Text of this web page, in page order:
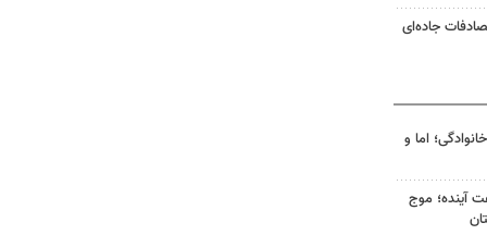
تصادفات جاده‌ای
اما و
کشور در ۷۲ ساعت آینده؛ موج